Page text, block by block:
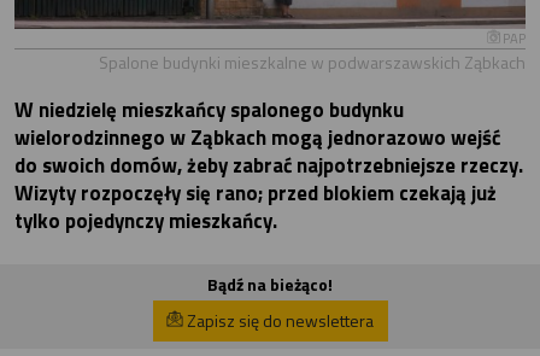
PAP
Spalone budynki mieszkalne w podwarszawskich Ząbkach
W niedzielę mieszkańcy spalonego budynku
wielorodzinnego w Ząbkach mogą jednorazowo wejść
do swoich domów, żeby zabrać najpotrzebniejsze rzeczy.
Wizyty rozpoczęły się rano; przed blokiem czekają już
tylko pojedynczy mieszkańcy.
Bądź na bieżąco!
Zapisz się do newslettera